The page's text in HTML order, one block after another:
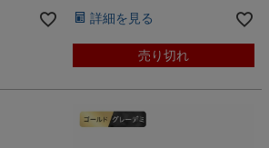
詳細を見る
売り切れ